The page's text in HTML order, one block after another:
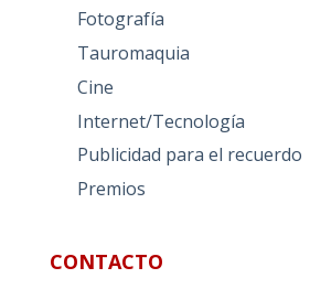
Fotografía
Tauromaquia
Cine
Internet/Tecnología
Publicidad para el recuerdo
Premios
CONTACTO